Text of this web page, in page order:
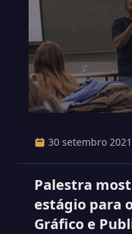
30 setembro 2021
Palestra
estágio para
Gráfico e